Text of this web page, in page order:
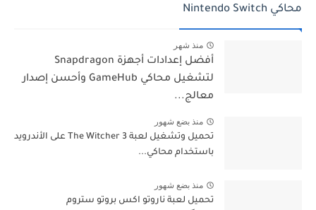
محاكي Nintendo Switch
منذ شهر
أفضل إعدادات أجهزة Snapdragon
لتشغيل محاكي GameHub وأحسن إصدار
معالج...
منذ بضع شهور
تحميل وتشغيل لعبة The Witcher 3 على الأندرويد
باستخدام محاكي...
منذ بضع شهور
تحميل لعبة ناروتو اكس بروتو ستروم